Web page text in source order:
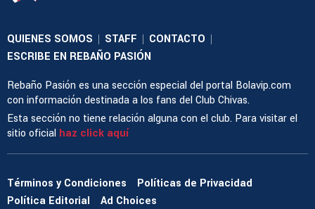
QUIENES SOMOS | STAFF | CONTACTO |
ESCRIBE EN REBAÑO PASIÓN
Rebaño Pasión es una sección especial del portal Bolavip.com
con información destinada a los fans del Club Chivas.
Esta sección no tiene relación alguna con el club. Para visitar el
sitio oficial haz click aquí
Términos y Condiciones
Políticas de Privacidad
Política Editorial
Ad Choices